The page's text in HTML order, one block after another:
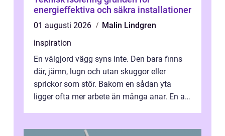
energieffektiva och säkra installationer
01 augusti 2026
Malin Lindgren
inspiration
En välgjord vägg syns inte. Den bara finns
där, jämn, lugn och utan skuggor eller
sprickor som stör. Bakom en sådan yta
ligger ofta mer arbete än många anar. En av